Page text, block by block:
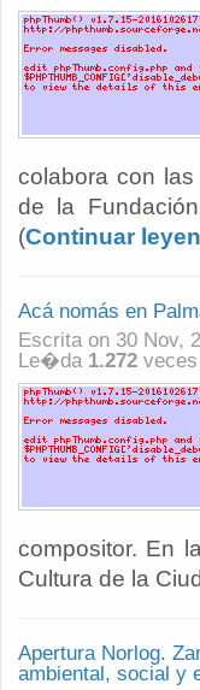
colabora con
de la
(Continuar
Acá nomás en
Escrita on 30 Nov,
Le�da 1.272 veces
compositor. En
Cultura de la
Apertura Norlog.
ambiental, social y